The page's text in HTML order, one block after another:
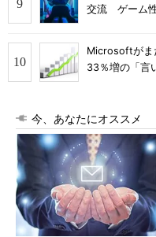
交流 ゲーム
Microsoftが
33％増の「言
今、あなたにオススメ